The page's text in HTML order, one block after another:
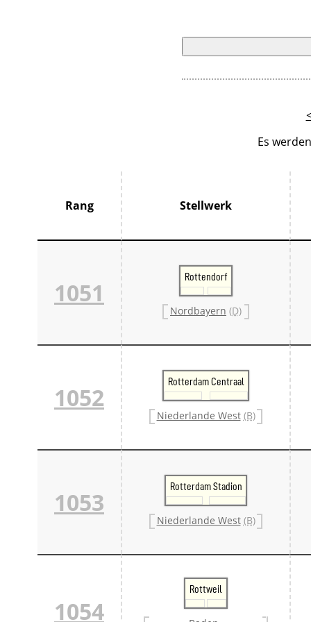
Es
Rang Stellwerk
1051
Rottendorf
Nordbayern (D)
1052
Rotterdam Centraal
Niederlande West (B)
1053
Rotterdam Stadion
Niederlande West (B)
1054
Rottweil